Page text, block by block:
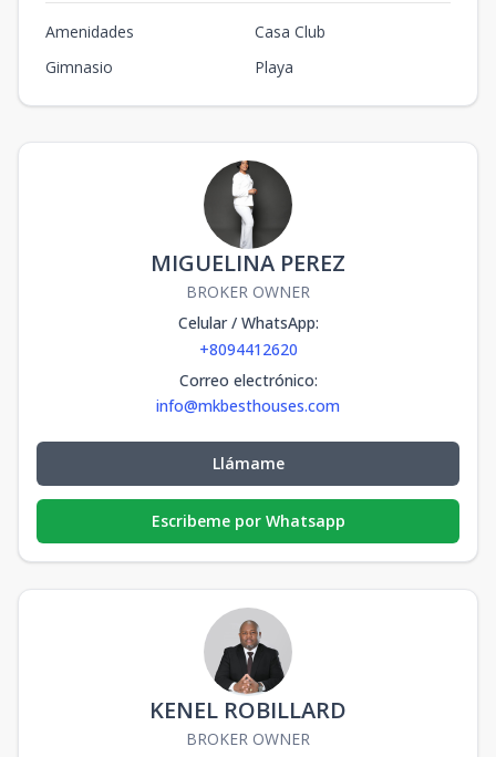
Amenidades
Casa Club
Gimnasio
Playa
MIGUELINA PEREZ
BROKER OWNER
Celular / WhatsApp:
+8094412620
Correo electrónico:
info@mkbesthouses.com
Llámame
Escribeme por Whatsapp
KENEL ROBILLARD
BROKER OWNER